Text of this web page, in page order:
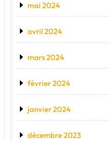
mai 2024
avril 2024
mars 2024
février 2024
janvier 2024
décembre 2023